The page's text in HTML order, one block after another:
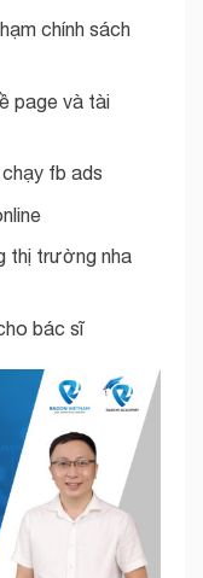
chính sách
page và tài
fb ads
thị trường nha
bác sĩ